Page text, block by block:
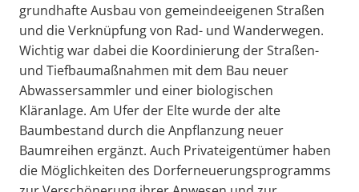
grundhafte Ausbau von gemeindeeigenen Straßen
und die Verknüpfung von Rad- und Wanderwegen.
Wichtig war dabei die Koordinierung der Straßen-
und Tiefbaumaßnahmen mit dem Bau neuer
Abwassersammler und einer biologischen
Kläranlage. Am Ufer der Elte wurde der alte
Baumbestand durch die Anpflanzung neuer
Baumreihen ergänzt. Auch Privateigentümer haben
die Möglichkeiten des Dorferneuerungsprogramms